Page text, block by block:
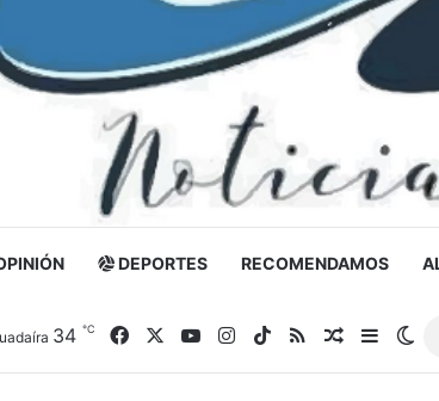
DEPORTES RECOMENDAMOS
34 ℃ FacebookYouTubeInstagram
TikTokRSSNoticia al
Barra